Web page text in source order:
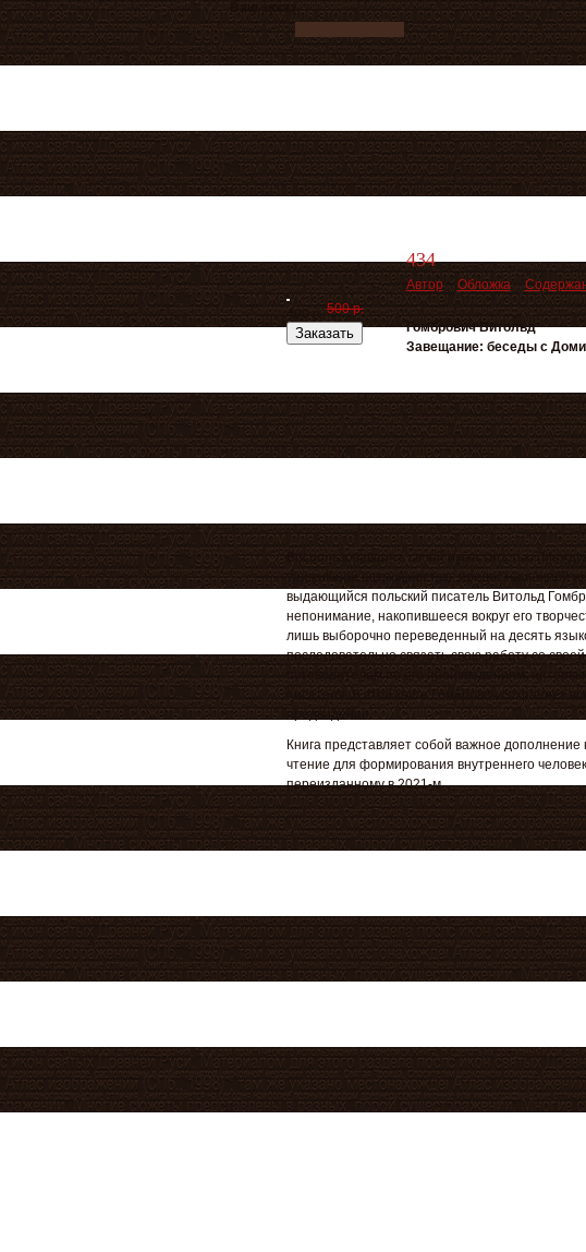
Ваш заказ
400 р.500 р.
Заказать
434
Автор Обложка
Гомбрович Витольд
Завещание: беседы с
Воспользовавшись своей известностью
уникальной возможностью, предоставленной
выдающийся польский писатель Витольд
непонимание, накопившееся вокруг его
лишь выборочно переведенный на десять
последовательно связать свою работу со
путеводителем по его произведениям,
писателя. В этой книге Гомбрович сохраняет
предвидение.
Книга представляет собой важное дополнение
чтение для формирования внутреннего
переизданному в 2021-м.